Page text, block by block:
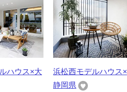
ハウス×大
浜松西モデルハウス×
静岡県